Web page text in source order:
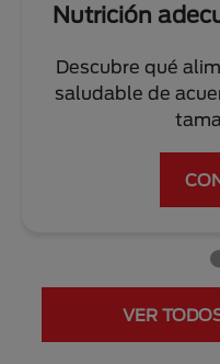
Nutrición
Descubre qué
saludable de
VER